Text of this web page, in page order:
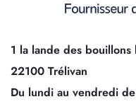
1 la lande des bouillons
22100 Trélivan
Du lundi au vendredi